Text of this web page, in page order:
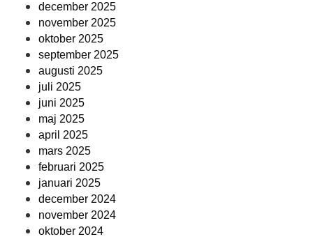
december 2025
november 2025
oktober 2025
september 2025
augusti 2025
juli 2025
juni 2025
maj 2025
april 2025
mars 2025
februari 2025
januari 2025
december 2024
november 2024
oktober 2024